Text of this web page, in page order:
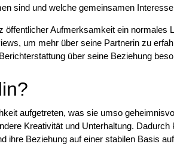
sind und welche gemeinsamen
Aufmerksamkeit ein normales
um mehr über seine Partnerin zu
über seine Beziehung
aufgetreten, was sie umso
Kreativität und Unterhaltung. Dadurch
ihre Beziehung auf einer stabilen Basis